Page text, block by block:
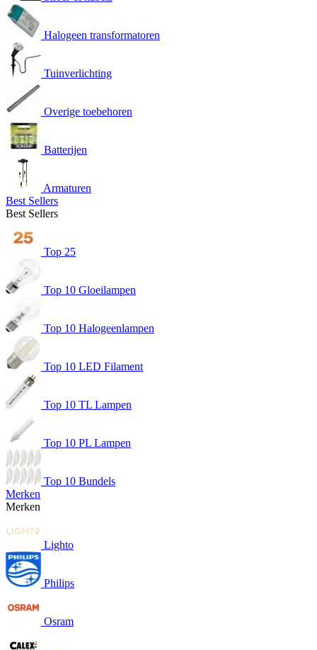
Halogeen transformatoren
Tuinverlichting
Overige toebehoren
Batterijen
Armaturen
Best Sellers
Best Sellers
Top 25
Top 10 Gloeilampen
Top 10 Halogeenlampen
Top 10 LED Filament
Top 10 TL Lampen
Top 10 PL Lampen
Top 10 Bundels
Merken
Merken
Lighto
Philips
Osram